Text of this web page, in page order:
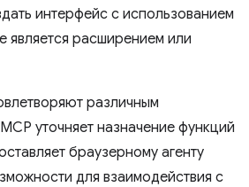
интерфейс с использованием
является расширением или
различным
уточняет назначение функций
браузерному агенту
для взаимодействия с